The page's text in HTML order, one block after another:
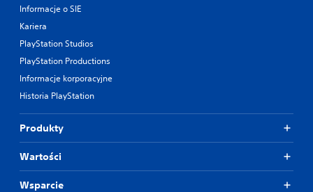
Informacje o SIE
Kariera
PlayStation Studios
PlayStation Productions
Informacje korporacyjne
Historia PlayStation
Produkty
Wartości
Wsparcie